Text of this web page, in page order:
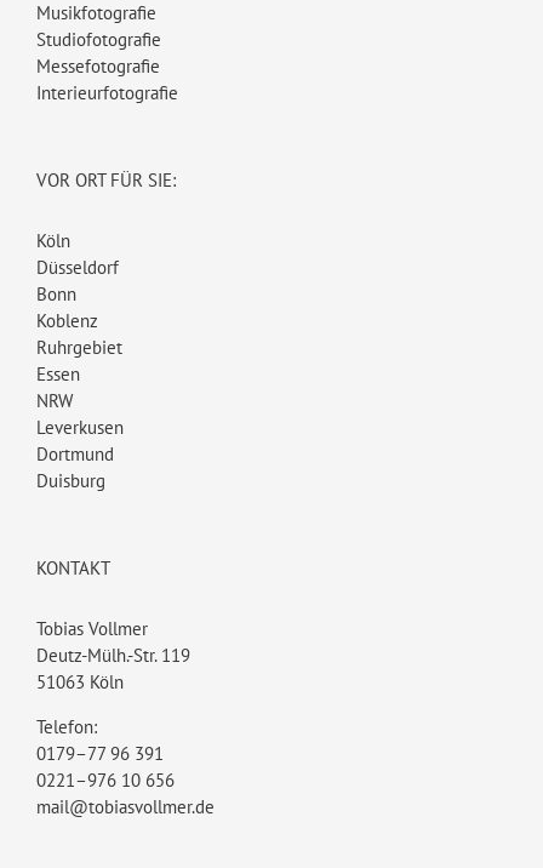
Musikfotografie
Studiofotografie
Messefotografie
Interieurfotografie
VOR ORT FÜR SIE:
Köln
Düsseldorf
Bonn
Koblenz
Ruhrgebiet
Essen
NRW
Leverkusen
Dortmund
Duisburg
KONTAKT
Tobias Vollmer
Deutz-Mülh.-Str. 119
51063 Köln
Telefon:
0179–77 96 391
0221–976 10 656
mail@tobiasvollmer.de